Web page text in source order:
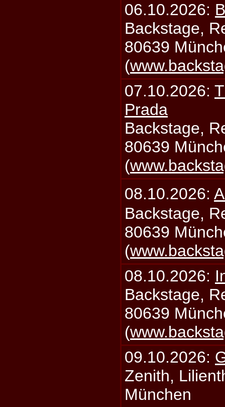
06.10.2026:
Backstage,
80639
(
07.10.2026:
Prada
Backstage,
80639
(
08.10.2026:
Backstage,
80639
(
08.10.2026:
Backstage,
80639
(
09.10.2026:
Zenith,
München